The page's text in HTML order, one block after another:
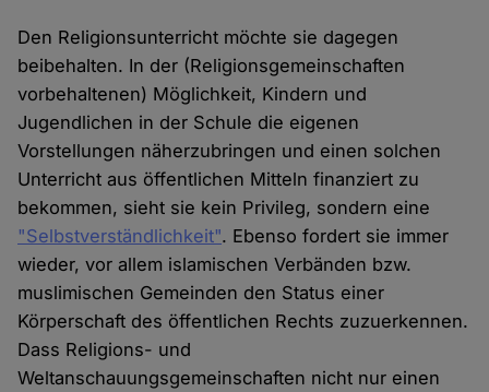
Den Religionsunterricht möchte sie dagegen
beibehalten. In der (Religionsgemeinschaften
vorbehaltenen) Möglichkeit, Kindern und
Jugendlichen in der Schule die eigenen
Vorstellungen näherzubringen und einen solchen
Unterricht aus öffentlichen Mitteln finanziert zu
bekommen, sieht sie kein Privileg, sondern eine
"Selbstverständlichkeit". Ebenso fordert sie immer
wieder, vor allem islamischen Verbänden bzw.
muslimischen Gemeinden den Status einer
Körperschaft des öffentlichen Rechts zuzuerkennen.
Dass Religions- und
Weltanschauungsgemeinschaften nicht nur einen